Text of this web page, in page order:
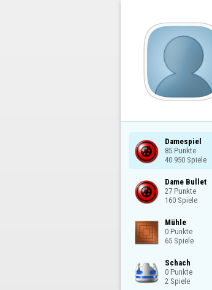
Damespiel
85 Punkte
40.950 Spiele
Dame Bullet
27 Punkte
160 Spiele
Mühle
0 Punkte
65 Spiele
Schach
0 Punkte
2 Spiele